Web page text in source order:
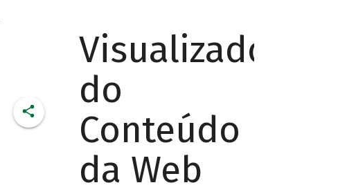
Visualizador
do
Conteúdo
da Web